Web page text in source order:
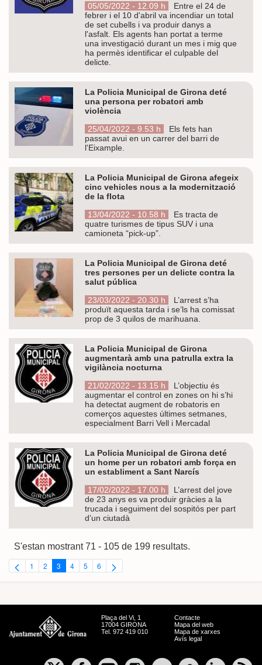
05/05/2022 - 12.09 h
Entre el 24 de
febrer i el 10 d'abril va incendiar un total
de set cubells i va produir danys a
l'asfalt. Els agents han portat a terme
una investigació durant un mes i mig que
ha permès identificar el culpable del
delicte.
La Policia Municipal de Girona deté
una persona per robatori amb
violència
25/04/2022 - 9.53 h
Els fets han
passat avui en un carrer del barri de
l'Eixample.
La Policia Municipal de Girona afegeix
cinc vehicles nous a la modernització
de la flota
13/04/2022 - 10.58 h
Es tracta de
quatre turismes de tipus SUV i una
camioneta “pick-up”.
La Policia Municipal de Girona deté
tres persones per un delicte contra la
salut pública
23/03/2022 - 20.30 h
L’arrest s’ha
produït aquesta tarda i se’ls ha comissat
prop de 3 quilos de marihuana.
La Policia Municipal de Girona
augmentarà amb una patrulla extra la
vigilància nocturna
21/02/2022 - 13.15 h
L’objectiu és
augmentar el control en zones on hi s’hi
ha detectat augment de robatoris en
comerços aquestes últimes setmanes,
especialment Barri Vell i Mercadal
La Policia Municipal de Girona deté
un home per un robatori amb força en
un establiment a Sant Narcís
17/02/2022 - 17.00 h
L’arrest del jove
de 23 anys es va produir gràcies a la
trucada i seguiment del sospitós per part
d’un ciutadà
S'estan mostrant 71 - 105 de 199 resultats.
Pàgina
1 Pàgina
2 Pàgina
3 Pàgina
4 Pàgina
5 Pàgina
6
Plaça del Vi, 1
17004 GIRONA
Tel. 972 419 010
Contacte
Mapa del web
Mapa de xarxes
Avís legal